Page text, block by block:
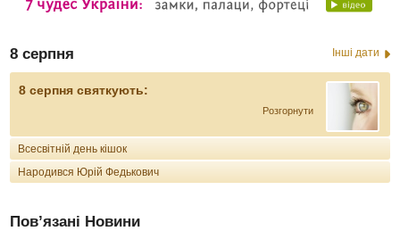
8 серпня Інші дати
8 серпня святкують:
Розгорнути
Всесвітній день кішок
Народився Юрій Федькович
Пов’язані Новини